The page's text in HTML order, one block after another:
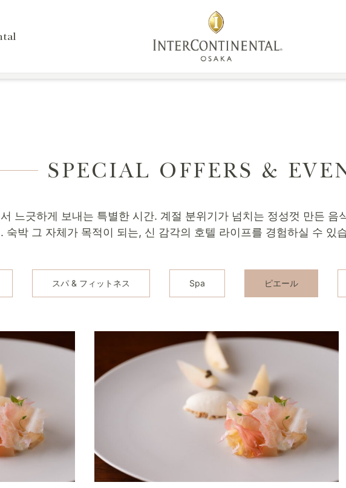
연회 / 회의
SPECIAL OFFERS &
느긋하게 보내는 특별한 시간. 계절 분위기가 넘치는 정성껏 만든 음
숙박 그 자체가 목적이 되는, 신 감각의 호텔 라이프를 경험하실 수 있
スパ & フィットネス Spa ピエール